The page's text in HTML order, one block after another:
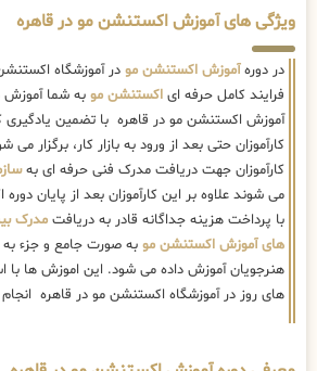
کارآموزان جهت دریافت مدرک فنی حرفه ای به
می شوند علاوه بر این کارآموزان بعد از پایان
با پرداخت هزینه جداگانه قادر به دریافتمدرک
های آموزش اکستنشن موبه صورت جامع و جزء به
هنرجویان آموزش داده می شود. این اموزش ها با
های روز در آموزشگاه اکستنشن مو در قاهره
معرفی دوره آموزش اکستنشن مو در قاهره
هنرجویان در دوره آموزش اکستنشن مو در قاهره
را با توجه به روش کار و مدل مو مشتری آموزش
آموزشی اکستنشن مو در قاهره ، آشنایی تخصصی با